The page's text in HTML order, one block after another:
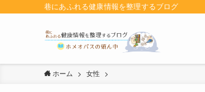
巷にあふれる健康情報を整理するブログ
ホーム 女性